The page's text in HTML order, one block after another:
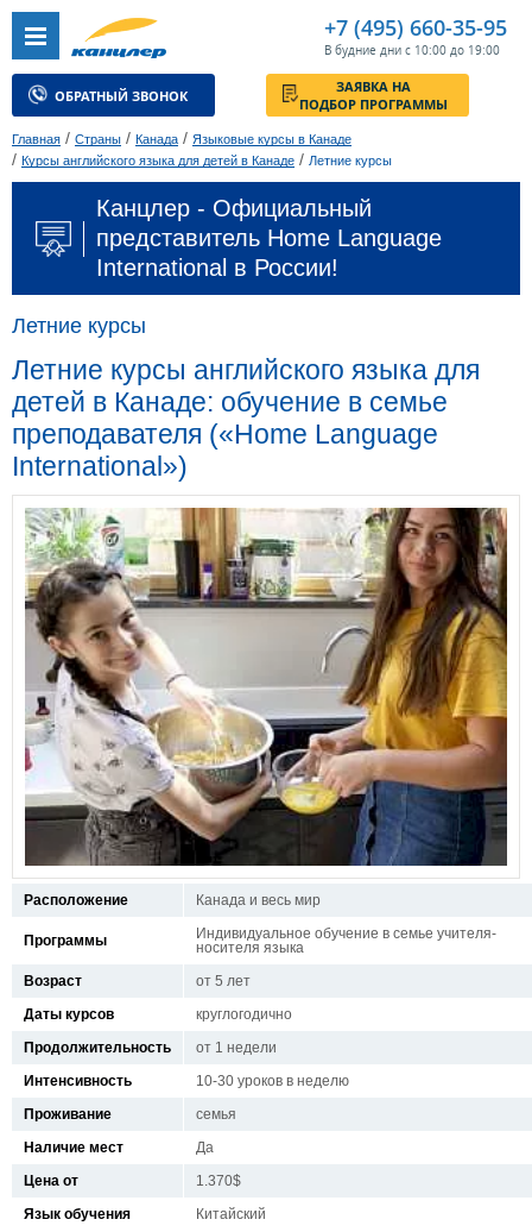
+7 (495) 660-35-95
В будние дни с 10:00 до 19:00
ОБРАТНЫЙ ЗВОНОК
ЗАЯВКА НА
ПОДБОР ПРОГРАММЫ
Главная / Страны / Канада / Языковые курсы в Канаде
/ Курсы английского языка для детей в Канаде / Летние курсы
Канцлер - Официальный
представитель Home Language
International в России!
Летние курсы
Летние курсы английского языка для
детей в Канаде: обучение в семье
преподавателя («Home Language
International»)
Расположение Канада и весь мир
Программы
Индивидуальное обучение в семье учителя-
носителя языка
Возраст
от 5 лет
Даты курсов
круглогодично
Продолжительность
от 1 недели
Интенсивность
10-30 уроков в неделю
Проживание
семья
Наличие мест
Да
Цена от
1.370$
Язык обучения
Китайский